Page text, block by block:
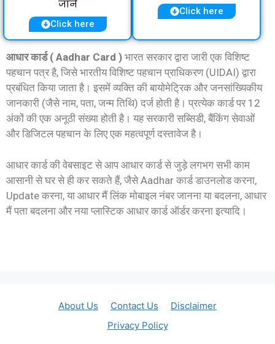
जानें
Click here
Click here
आधार कार्ड ( Aadhar Card ) भारत सरकार द्वारा जारी एक विशिष्ट
पहचान पत्र है, जिसे भारतीय विशिष्ट पहचान प्राधिकरण (UIDAI) द्वारा
प्रबंधित किया जाता है। इसमें व्यक्ति की बायोमेट्रिक और जनसांख्यिकीय
जानकारी (जैसे नाम, पता, जन्म तिथि) दर्ज होती है। प्रत्येक कार्ड पर 12
अंकों की एक अनूठी संख्या होती है। यह सरकारी सब्सिडी, बैंकिंग सेवाओं
और डिजिटल पहचान के लिए एक महत्वपूर्ण दस्तावेज है।
आधार कार्ड की वेबसाइट से आप आधार कार्ड से जुड़े लगभग सभी काम
आसानी से घर से ही कर सकते हैं, जैसे Aadhar कार्ड डाउनलोड करना,
Update करना, या आधार मैं लिंक मोबाइल नंबर जानना या बदलना, आधार
मैं पता बदलना और नया प्लास्टिक आधार कार्ड ऑर्डर करना इत्यादि।
About Us Contact Us
Disclaimer
Privacy Policy